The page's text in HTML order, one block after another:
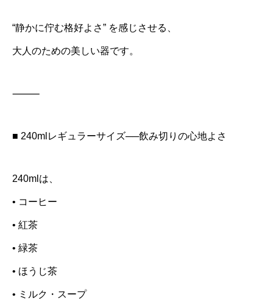
“静かに佇む格好よさ” を感じさせる、
大人のための美しい器です。
⸻
■ 240mlレギュラーサイズ──飲み切りの心地よさ
240mlは、
• コーヒー
• 紅茶
• 緑茶
• ほうじ茶
• ミルク・スープ